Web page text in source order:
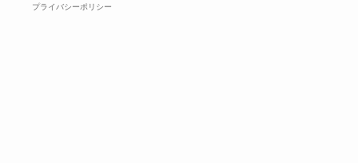
プライバシーポリシー